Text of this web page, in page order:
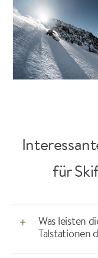
für
Was leisten
Talstationen